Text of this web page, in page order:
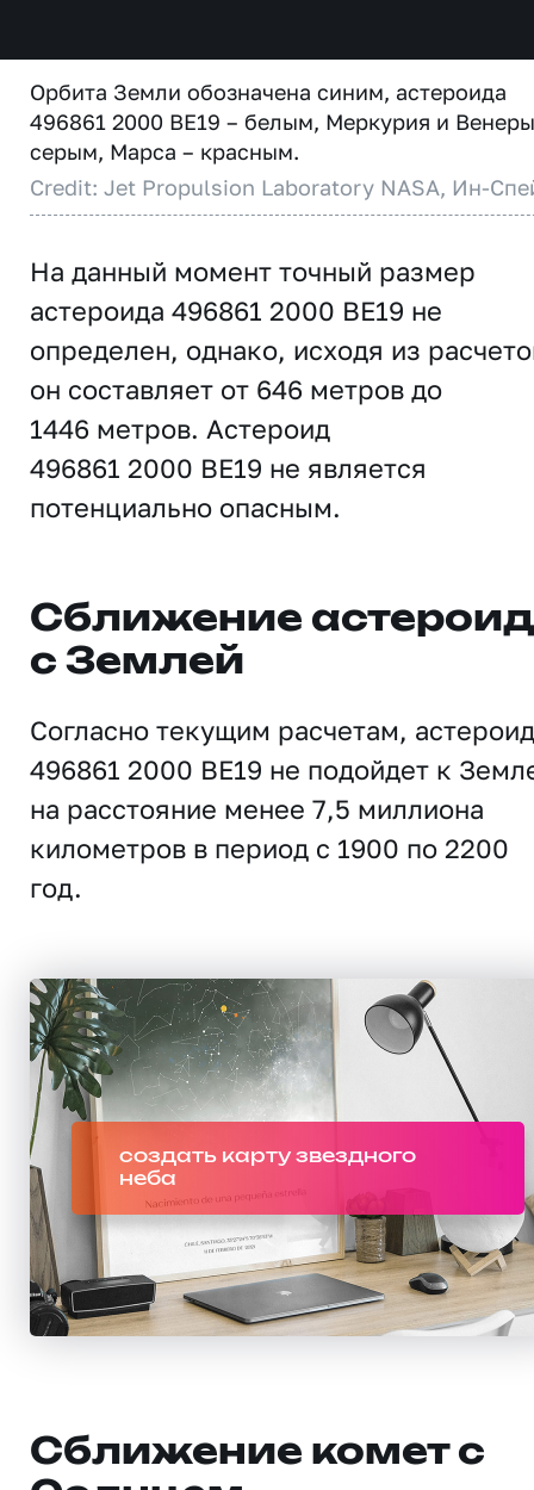
Орбита Земли обозначена синим, астероида
496861 2000 BE19 – белым, Меркурия и
серым, Марса – красным.
Credit: Jet Propulsion Laboratory NASA, Ин-
На данный момент точный размер
астероида 496861 2000 BE19 не
определен, однако, исходя из
он составляет от 646 метров до
1446 метров. Астероид
496861 2000 BE19 не является
потенциально опасным.
Сближение
с Землей
Согласно текущим расчетам, астероид
496861 2000 BE19 не подойдет к
на расстояние менее 7,5 миллиона
километров в период с 1900 по 2200
год.
создать карту звездного
неба
Сближение комет с